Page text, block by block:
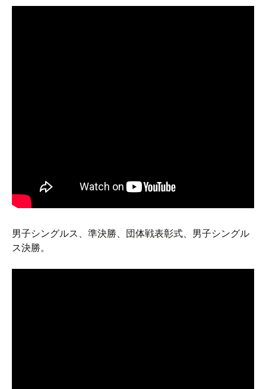
男子シングルス、準決勝、団体戦表彰式、男子シングル
ス決勝。